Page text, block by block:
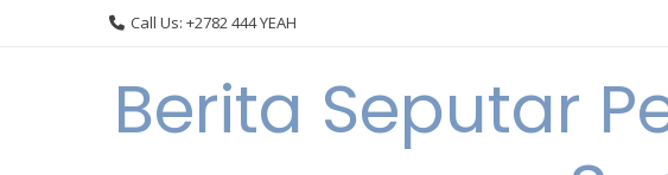
Call Us: +2782 444 YEAH
Berita Seputar